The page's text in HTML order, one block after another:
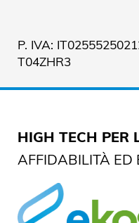
P. IVA:
T04ZHR3
HIGH TECH PER
AFFIDABILITÀ ED